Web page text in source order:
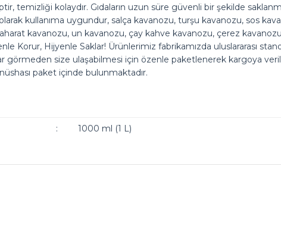
temizliği kolaydır. Gıdaların uzun süre güvenli bir şekilde
kullanıma uygundur, salça kavanozu, turşu kavanozu, sos
kavanozu, un kavanozu, çay kahve kavanozu, çerez
Korur, Hijyenle Saklar! Ürünlerimiz fabrikamızda uluslararası
görmeden size ulaşabilmesi için özenle paketlenerek kargoya
paket içinde bulunmaktadır.
: 1000 ml (1 L)